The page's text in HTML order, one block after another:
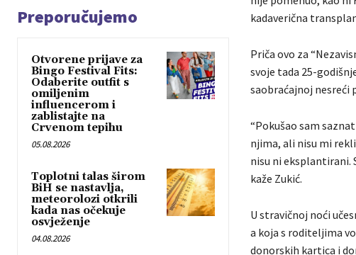
Preporučujemo
Otvorene prijave za
Bingo Festival Fits:
Odaberite outfit s
omiljenim
influencerom i
zablistajte na
Crvenom tepihu
05.08.2026
Toplotni talas širom
BiH se nastavlja,
meteorolozi otkrili
kada nas očekuje
osvježenje
04.08.2026
kadaverična
Priča ovo za
svoje tada 25-
saobraćajnoj nesreći
“Pokušao sam
njima, ali nisu mi
nisu ni eksplantirani.
kaže Zukić.
U stravičnoj noći
a koja s roditeljima
donorskih kartica i